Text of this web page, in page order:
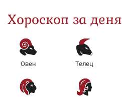
Хороскоп за деня
Овен Телец